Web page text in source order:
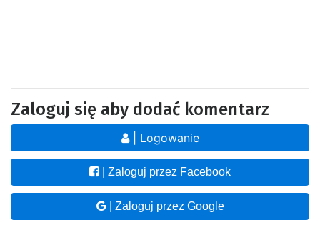
Zaloguj się aby dodać komentarz
| Logowanie
| Zaloguj przez Facebook
| Zaloguj przez Google